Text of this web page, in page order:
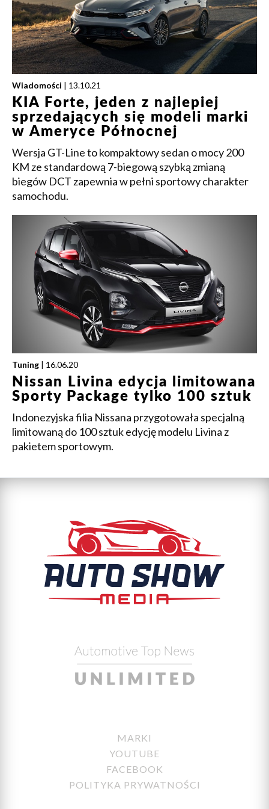
Wiadomości | 13.10.21
KIA Forte, jeden z najlepiej
sprzedających się modeli marki
w Ameryce Północnej
Wersja GT-Line to kompaktowy sedan o mocy 200
KM ze standardową 7-biegową szybką zmianą
biegów DCT zapewnia w pełni sportowy charakter
samochodu.
Tuning | 16.06.20
Nissan Livina edycja limitowana
Sporty Package tylko 100 sztuk
Indonezyjska filia Nissana przygotowała specjalną
limitowaną do 100 sztuk edycję modelu Livina z
pakietem sportowym.
MARKI
YOUTUBE
FACEBOOK
POLITYKA PRYWATNOŚCI